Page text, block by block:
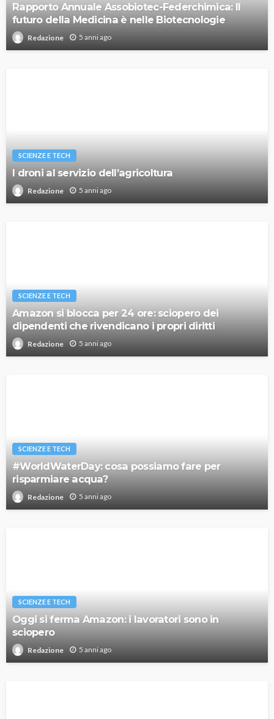
Rapporto Annuale Assobiotec-Federchimica: Il
futuro della Medicina è nelle Biotecnologie
Redazione 5 anni ago
SCIENZE E TECH
I droni al servizio dell’agricoltura
Redazione 5 anni ago
SCIENZE E TECH
Amazon si blocca per 24 ore: sciopero dei
dipendenti che rivendicano i propri diritti
Redazione 5 anni ago
SCIENZE E TECH
#WorldWaterDay: cosa possiamo fare per
risparmiare acqua?
Redazione 5 anni ago
SCIENZE E TECH
Oggi si ferma Amazon: i lavoratori sono in
sciopero
Redazione 5 anni ago